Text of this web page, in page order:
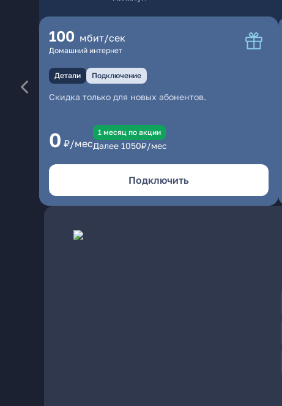
100 мбит/сек
Домашний интернет
Детали Подключение
Скидка только для новых абонентов.
0 ₽/мес
1 месяц по акции
Далее 1050₽/мес
Подключить